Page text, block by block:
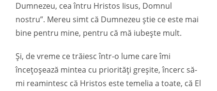
Dumnezeu, cea întru Hristos Iisus, Domnul
nostru”. Mereu simt că Dumnezeu știe ce este mai
bine pentru mine, pentru că mă iubește mult.
Și, de vreme ce trăiesc într-o lume care îmi
încețoșează mintea cu priorități greșite, încerc să-
mi reamintesc că Hristos este temelia a toate, că El